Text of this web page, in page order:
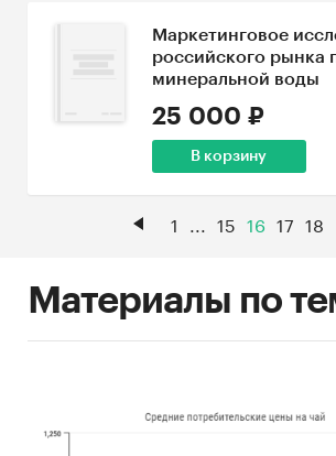
Маркетинговое
российского рынка
минеральной воды
25 000 ₽
В корзину
1 ... 15 16 17 18
Материалы по